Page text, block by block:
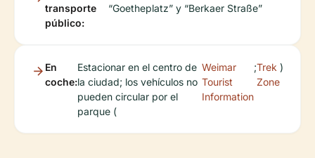
transporte
público:
“Goetheplatz” y “Berkaer Straße”
En
coche:
Estacionar en el centro de
la ciudad; los vehículos no
pueden circular por el
parque (
Weimar
Tourist
Information
;Trek
Zone
)